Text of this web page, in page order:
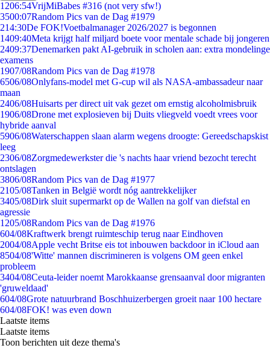
1206:54VrijMiBabes #316 (not very sfw!)
3500:07Random Pics van de Dag #1979
214:30De FOK!Voetbalmanager 2026/2027 is begonnen
1409:40Meta krijgt half miljard boete voor mentale schade bij jongeren
2409:37Denemarken pakt AI-gebruik in scholen aan: extra mondelinge
examens
1907/08Random Pics van de Dag #1978
6506/08Onlyfans-model met G-cup wil als NASA-ambassadeur naar
maan
2406/08Huisarts per direct uit vak gezet om ernstig alcoholmisbruik
1906/08Drone met explosieven bij Duits vliegveld voedt vrees voor
hybride aanval
5906/08Waterschappen slaan alarm wegens droogte: Gereedschapskist
leeg
2306/08Zorgmedewerkster die 's nachts haar vriend bezocht terecht
ontslagen
3806/08Random Pics van de Dag #1977
2105/08Tanken in België wordt nóg aantrekkelijker
3405/08Dirk sluit supermarkt op de Wallen na golf van diefstal en
agressie
1205/08Random Pics van de Dag #1976
604/08Kraftwerk brengt ruimteschip terug naar Eindhoven
2004/08Apple vecht Britse eis tot inbouwen backdoor in iCloud aan
8504/08'Witte' mannen discrimineren is volgens OM geen enkel
probleem
3404/08Ceuta-leider noemt Marokkaanse grensaanval door migranten
'gruweldaad'
604/08Grote natuurbrand Boschhuizerbergen groeit naar 100 hectare
604/08FOK! was even down
Laatste items
Laatste items
Toon berichten uit deze thema's